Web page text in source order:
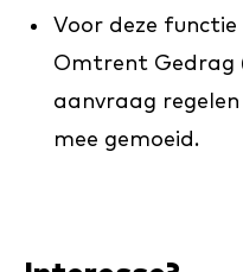
Voor deze functie
Omtrent Gedrag
aanvraag regelen
mee gemoeid.